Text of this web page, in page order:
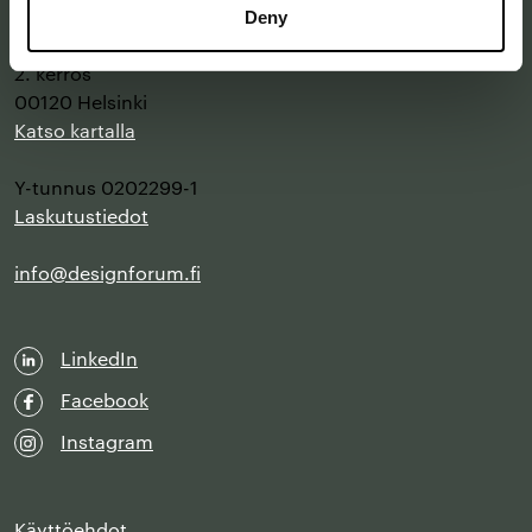
Deny
Annankatu 16 B 25
2. kerros
00120 Helsinki
Katso kartalla
Y-tunnus 0202299-1
Laskutustiedot
info@designforum.fi
LinkedIn
Facebook
Instagram